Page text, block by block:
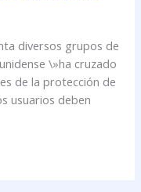
diversos grupos de
\»ha cruzado
de la protección de
usuarios deben